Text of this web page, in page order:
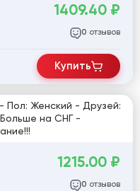
1409.40 ₽
0 отзывов
Купить
Пол: Женский - Друзей:
на СНГ -
1215.00 ₽
0 отзывов